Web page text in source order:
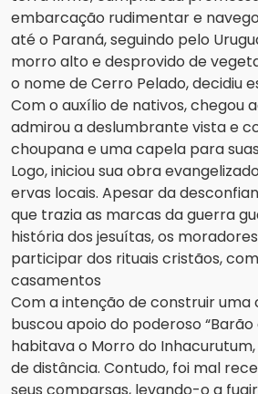
embarcação rudimentar e
até o Paraná, seguindo pelo
morro alto e desprovido de
o nome de Cerro Pelado, decidiu
Com o auxílio de nativos, chegou
admirou a deslumbrante vista e
choupana e uma capela para
Logo, iniciou sua obra
ervas locais. Apesar da
que trazia as marcas da guerra
história dos jesuítas, os
participar dos rituais cristãos,
casamentos
Com a intenção de construir uma
buscou apoio do poderoso “Barão
habitava o Morro do
de distância. Contudo, foi mal